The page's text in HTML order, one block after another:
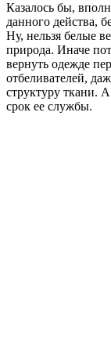
Казалось бы,
данного действа,
Ну, нельзя белые
природа. Иначе
вернуть одежде
отбеливателей,
структуру ткани.
срок ее службы.